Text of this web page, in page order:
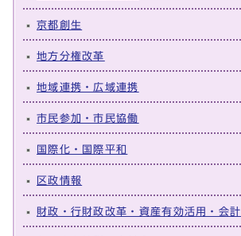
京都創生
地方分権改革
地域連携・広域連携
市民参加・市民協働
国際化・国際平和
区政情報
財政・行財政改革・資産有効活用・会計